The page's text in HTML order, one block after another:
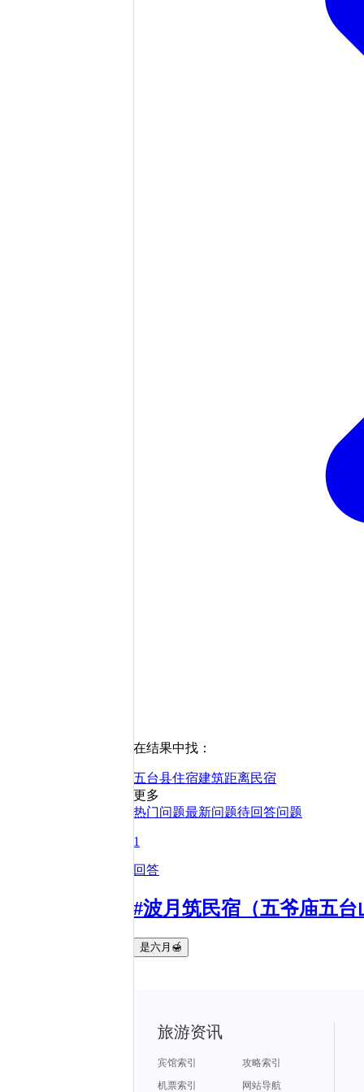
在结果中找：
五台县住宿建筑距离民宿
更多
热门问题最新问题待回答问题
1
回答
#波月筑民宿（五爷庙五
是六月🍯
旅游资讯
宾馆索引
攻略索引
机票索引
网站导航